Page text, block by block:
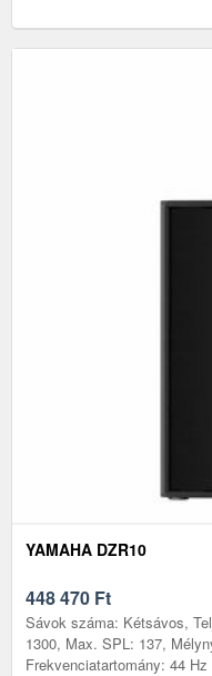
YAMAHA DZR10
448 470 Ft
Sávok száma: Kétsávos,
1300, Max. SPL: 137,
Frekvenciatartomány: 44 Hz